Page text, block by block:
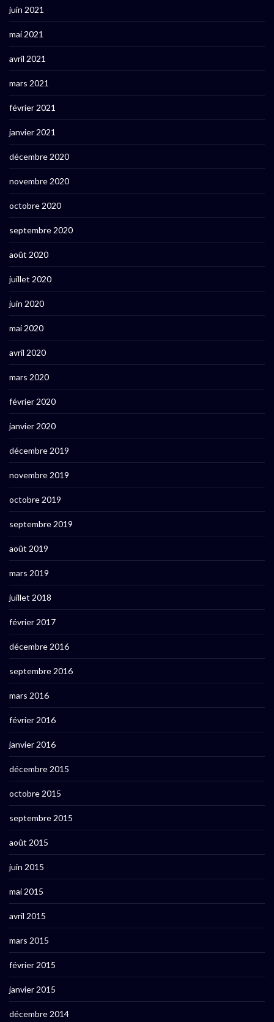
juin 2021
mai 2021
avril 2021
mars 2021
février 2021
janvier 2021
décembre 2020
novembre 2020
octobre 2020
septembre 2020
août 2020
juillet 2020
juin 2020
mai 2020
avril 2020
mars 2020
février 2020
janvier 2020
décembre 2019
novembre 2019
octobre 2019
septembre 2019
août 2019
mars 2019
juillet 2018
février 2017
décembre 2016
septembre 2016
mars 2016
février 2016
janvier 2016
décembre 2015
octobre 2015
septembre 2015
août 2015
juin 2015
mai 2015
avril 2015
mars 2015
février 2015
janvier 2015
décembre 2014